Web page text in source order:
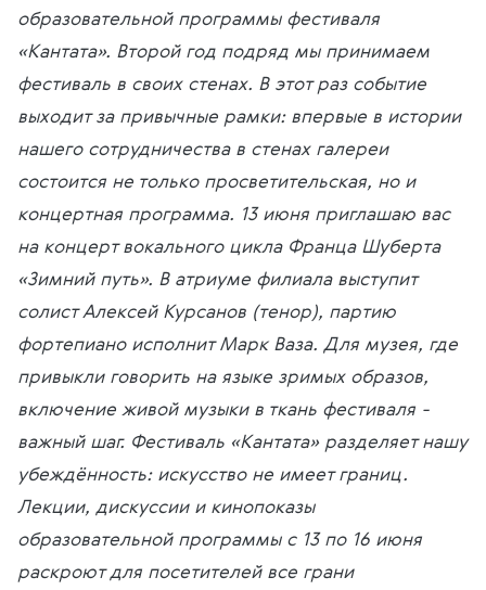
образовательной программы фестиваля
«Кантата». Второй год подряд мы принимаем
фестиваль в своих стенах. В этот раз событие
выходит за привычные рамки: впервые в истории
нашего сотрудничества в стенах галереи
состоится не только просветительская, но и
концертная программа. 13 июня приглашаю вас
на концерт вокального цикла Франца Шуберта
«Зимний путь». В атриуме филиала выступит
солист Алексей Курсанов (тенор), партию
фортепиано исполнит Марк Ваза. Для музея, где
привыкли говорить на языке зримых образов,
включение живой музыки в ткань фестиваля -
важный шаг. Фестиваль «Кантата» разделяет нашу
убеждённость: искусство не имеет границ.
Лекции, дискуссии и кинопоказы
образовательной программы с 13 по 16 июня
раскроют для посетителей все грани